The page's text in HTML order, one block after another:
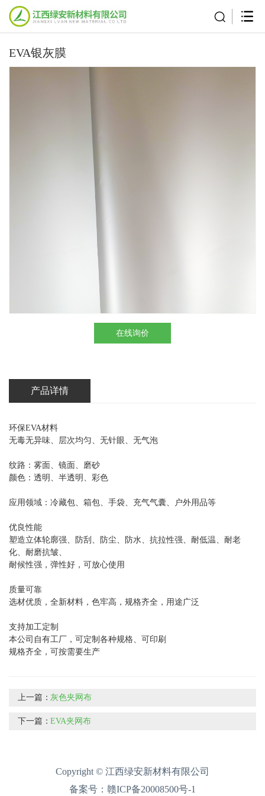
EVA银灰膜
在线询价
产品详情
环保EVA材料
无毒无异味、层次均匀、无针眼、无气泡
纹路：雾面、镜面、磨砂
颜色：透明、半透明、彩色
应用领域：冷藏包、箱包、手袋、充气气囊、户外用品等
优良性能
塑造立体轮廓强、防刮、防尘、防水、抗拉性强、耐低温、耐老
化、耐磨抗皱、
耐候性强，弹性好，可放心使用
质量可靠
选材优质，全新材料，色牢高，规格齐全，用途广泛
支持加工定制
本公司自有工厂，可定制各种规格、可印刷
规格齐全，可按需要生产
上一篇：灰色夹网布
下一篇：EVA夹网布
Copyright © 江西绿安新材料有限公司
备案号： 赣ICP备20008500号-1